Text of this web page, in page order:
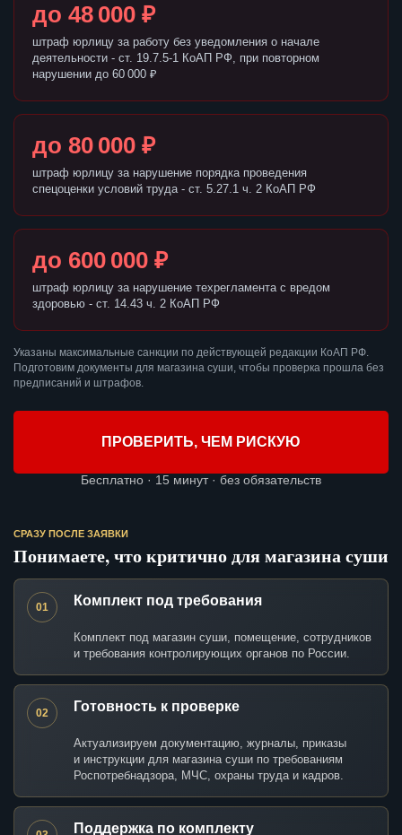
до 48 000 ₽
штраф юрлицу за работу без уведомления о начале
деятельности - ст. 19.7.5-1 КоАП РФ, при повторном
нарушении до 60 000 ₽
до 80 000 ₽
штраф юрлицу за нарушение порядка проведения
спецоценки условий труда - ст. 5.27.1 ч. 2 КоАП РФ
до 600 000 ₽
штраф юрлицу за нарушение техрегламента с вредом
здоровью - ст. 14.43 ч. 2 КоАП РФ
Указаны максимальные санкции по действующей редакции КоАП РФ.
Подготовим документы для магазина суши, чтобы проверка прошла без
предписаний и штрафов.
ПРОВЕРИТЬ, ЧЕМ РИСКУЮ
Бесплатно · 15 минут · без обязательств
СРАЗУ ПОСЛЕ ЗАЯВКИ
Понимаете, что критично для магазина суши
01 Комплект под требования
Комплект под магазин суши, помещение, сотрудников
и требования контролирующих органов по России.
02 Готовность к проверке
Актуализируем документацию, журналы, приказы
и инструкции для магазина суши по требованиям
Роспотребнадзора, МЧС, охраны труда и кадров.
Поддержка по комплекту